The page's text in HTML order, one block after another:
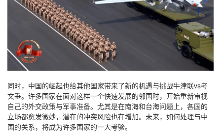
同时，中国的崛起也给其他国家带来了新的机遇与挑战牛津联vs考
文垂。许多国家在面对这样一个快速发展的邻国时，开始重新审视
自己的外交政策与军事准备。尤其是在南海和台海问题上，各国的
立场都愈发微妙，潜在的冲突风险也在增加。未来，如何处理与中
国的关系，将成为许多国家的一大考验。